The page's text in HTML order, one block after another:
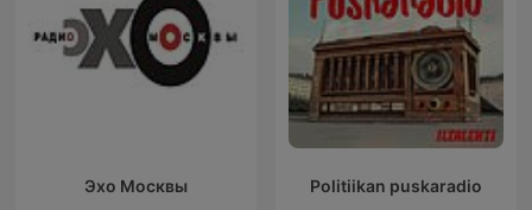
Эхо Москвы Politiikan puskaradio